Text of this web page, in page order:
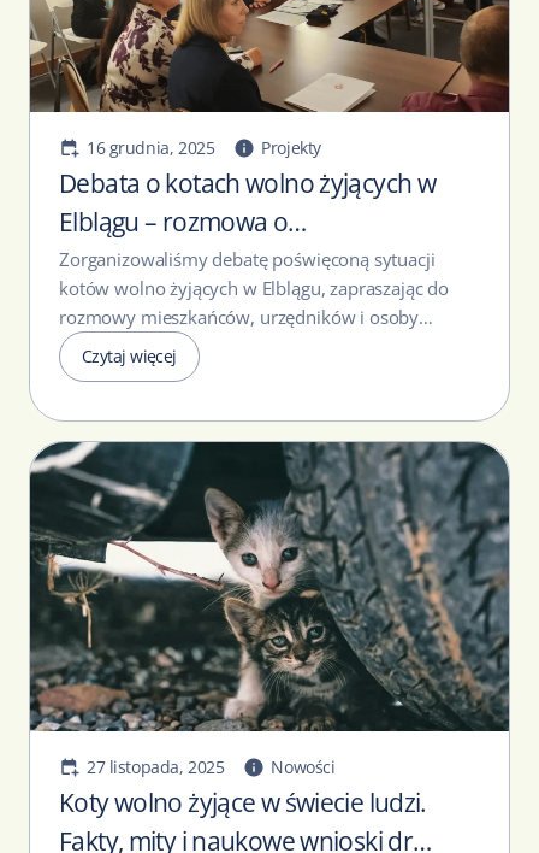
16 grudnia, 2025 Projekty
Debata o kotach wolno żyjących w
Elblągu – rozmowa o
odpowiedzialności i ochronie
Zorganizowaliśmy debatę poświęconą sytuacji
kotów wolno żyjących w Elblągu, zapraszając do
rozmowy mieszkańców, urzędników i osoby
zaangażowane w ich opiekę....
Czytaj więcej
27 listopada, 2025 Nowości
Koty wolno żyjące w świecie ludzi.
Fakty, mity i naukowe wnioski dr